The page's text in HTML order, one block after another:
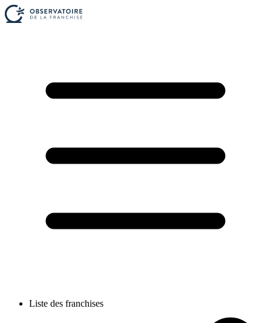
Liste des franchises